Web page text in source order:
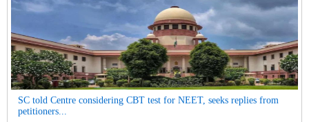
SC told Centre considering CBT test for NEET, seeks replies from
petitioners...